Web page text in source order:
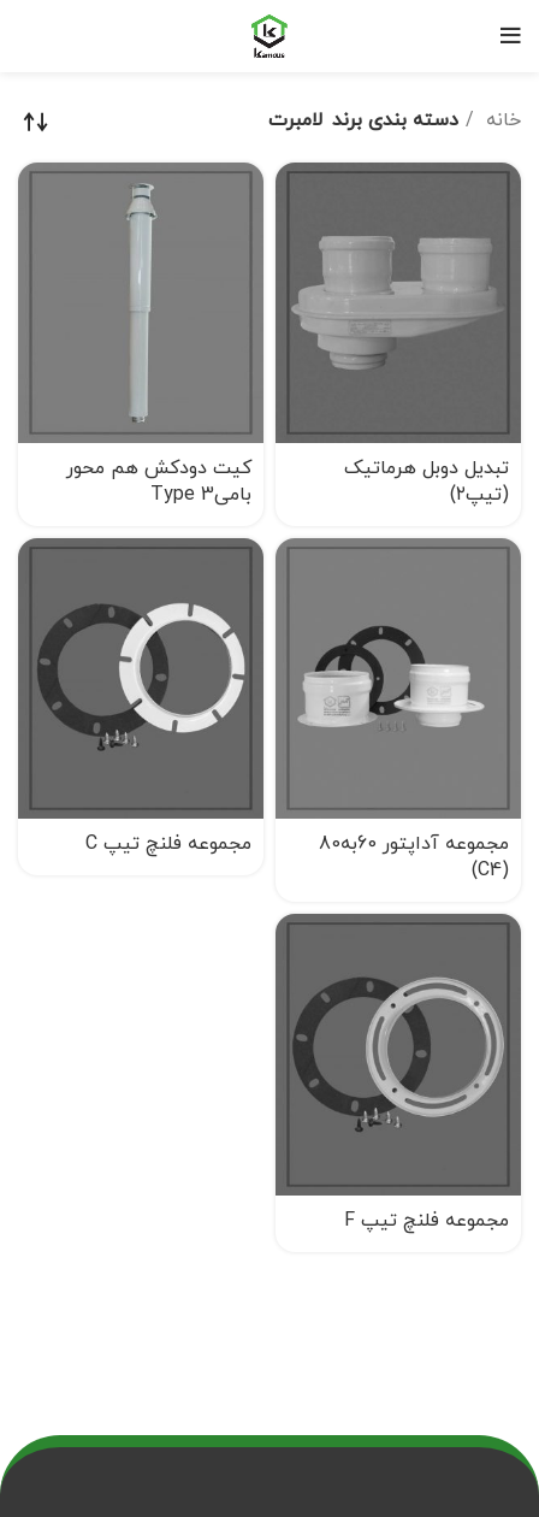
خانه دسته بندی برند لامبرت
تبدیل دوبل هرماتیک
(تیپ۲)
کیت دودکش هم محور
بامیType 3
مجموعه آداپتور 60به80
(C4)
مجموعه فلنچ تیپ C
مجموعه فلنچ تیپ F